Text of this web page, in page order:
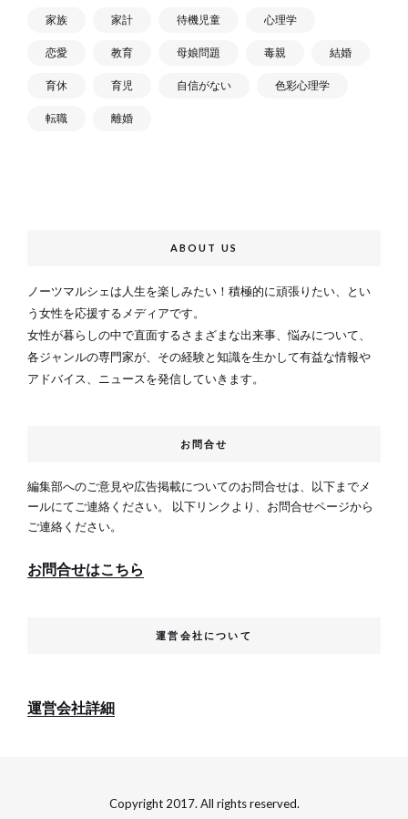
家族 家計 待機児童 心理学
恋愛 教育 母娘問題 毒親 結婚
育休 育児 自信がない 色彩心理学
転職 離婚
ABOUT US
ノーツマルシェは人生を楽しみたい！積極的に頑張りたい、とい
う女性を応援するメディアです。
女性が暮らしの中で直面するさまざまな出来事、悩みについて、
各ジャンルの専門家が、その経験と知識を生かして有益な情報や
アドバイス、ニュースを発信していきます。
お問合せ
編集部へのご意見や広告掲載についてのお問合せは、以下までメ
ールにてご連絡ください。 以下リンクより、お問合せページから
ご連絡ください。
お問合せはこちら
運営会社について
運営会社詳細
Copyright 2017. All rights reserved.